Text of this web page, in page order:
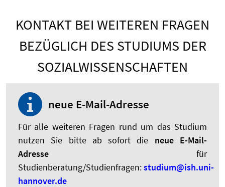
KONTAKT BEI WEITEREN FRAGEN
BEZÜGLICH DES STUDIUMS DER
SOZIALWISSENSCHAFTEN
neue E-Mail-Adresse
Für alle weiteren Fragen rund um das Studium
nutzen Sie bitte ab sofort die neue E-Mail-
Adresse für
Studienberatung/Studienfragen:studium@ish.uni-
hannover.de